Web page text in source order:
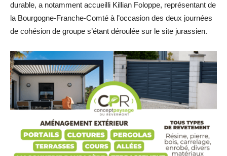
durable, a notamment accueilli Killian Foloppe, représentant de
la Bourgogne-Franche-Comté à l’occasion des deux journées
de cohésion de groupe s’étant déroulée sur le site jurassien.